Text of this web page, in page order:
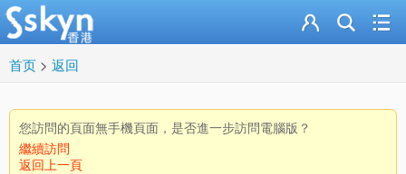
首页 > 返回
您訪問的頁面無手機頁面，是否進一步訪問電腦版？
繼續訪問
返回上一頁